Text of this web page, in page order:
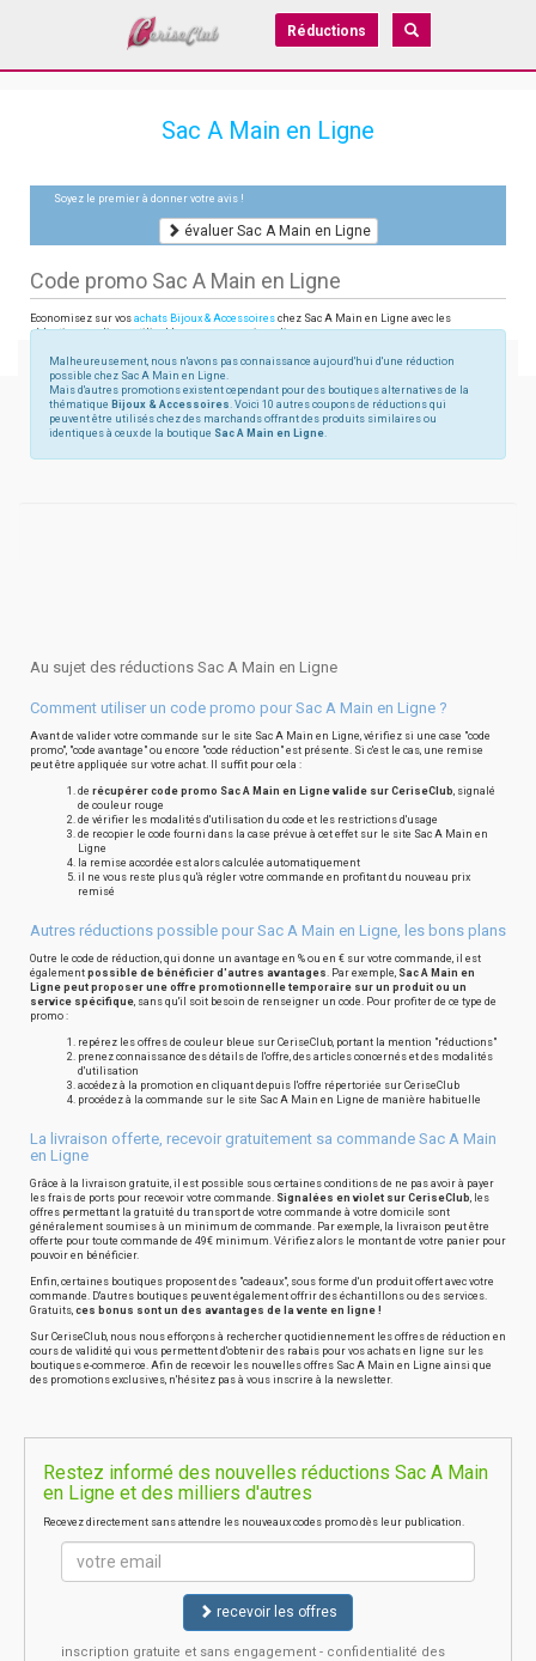
Réductions
Sac A Main en Ligne
Soyez le premier à donner votre avis !
évaluer Sac A Main en Ligne
Code promo Sac A Main en Ligne
Economisez sur vos achats Bijoux & Accessoires chez Sac A Main en Ligne avec les
réductions en ligne utilisables sur sac-a-main-enligne.com
Malheureusement, nous n'avons pas connaissance aujourd'hui d'une réduction
possible chez Sac A Main en Ligne.
Mais d'autres promotions existent cependant pour des boutiques alternatives de la
thématique Bijoux & Accessoires. Voici 10 autres coupons de réductions qui
peuvent être utilisés chez des marchands offrant des produits similaires ou
identiques à ceux de la boutique Sac A Main en Ligne.
Au sujet des réductions Sac A Main en Ligne
Comment utiliser un code promo pour Sac A Main en Ligne ?
Avant de valider votre commande sur le site Sac A Main en Ligne, vérifiez si une case "code
promo", "code avantage" ou encore "code réduction" est présente. Si c'est le cas, une remise
peut être appliquée sur votre achat. Il suffit pour cela :
de récupérer code promo Sac A Main en Ligne valide sur CeriseClub, signalé
de couleur rouge
de vérifier les modalités d'utilisation du code et les restrictions d'usage
de recopier le code fourni dans la case prévue à cet effet sur le site Sac A Main en
Ligne
la remise accordée est alors calculée automatiquement
il ne vous reste plus qu'à régler votre commande en profitant du nouveau prix
remisé
Autres réductions possible pour Sac A Main en Ligne, les bons plans
Outre le code de réduction, qui donne un avantage en % ou en € sur votre commande, il est
également possible de bénéficier d'autres avantages. Par exemple, Sac A Main en
Ligne peut proposer une offre promotionnelle temporaire sur un produit ou un
service spécifique, sans qu'il soit besoin de renseigner un code. Pour profiter de ce type de
promo :
repérez les offres de couleur bleue sur CeriseClub, portant la mention "réductions"
prenez connaissance des détails de l'offre, des articles concernés et des modalités
d'utilisation
accédez à la promotion en cliquant depuis l'offre répertoriée sur CeriseClub
procédez à la commande sur le site Sac A Main en Ligne de manière habituelle
La livraison offerte, recevoir gratuitement sa commande Sac A Main
en Ligne
Grâce à la livraison gratuite, il est possible sous certaines conditions de ne pas avoir à payer
les frais de ports pour recevoir votre commande. Signalées en violet sur CeriseClub, les
offres permettant la gratuité du transport de votre commande à votre domicile sont
généralement soumises à un minimum de commande. Par exemple, la livraison peut être
offerte pour toute commande de 49€ minimum. Vérifiez alors le montant de votre panier pour
pouvoir en bénéficier.
Enfin, certaines boutiques proposent des "cadeaux", sous forme d'un produit offert avec votre
commande. D'autres boutiques peuvent également offrir des échantillons ou des services.
Gratuits, ces bonus sont un des avantages de la vente en ligne !
Sur CeriseClub, nous nous efforçons à rechercher quotidiennement les offres de réduction en
cours de validité qui vous permettent d'obtenir des rabais pour vos achats en ligne sur les
boutiques e-commerce. Afin de recevoir les nouvelles offres Sac A Main en Ligne ainsi que
des promotions exclusives, n'hésitez pas à vous inscrire à la newsletter.
Restez informé des nouvelles réductions Sac A Main
en Ligne et des milliers d'autres
Recevez directement sans attendre les nouveaux codes promo dès leur publication.
recevoir les offres
inscription gratuite et sans engagement - confidentialité des